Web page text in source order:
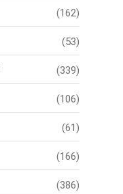
(162)
(53)
(339)
(106)
(61)
(166)
(386)